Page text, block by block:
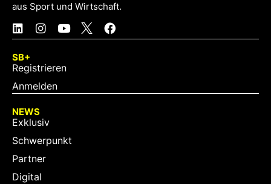
aus Sport und Wirtschaft.
SB+
Registrieren
Anmelden
NEWS
Exklusiv
Schwerpunkt
Partner
Digital